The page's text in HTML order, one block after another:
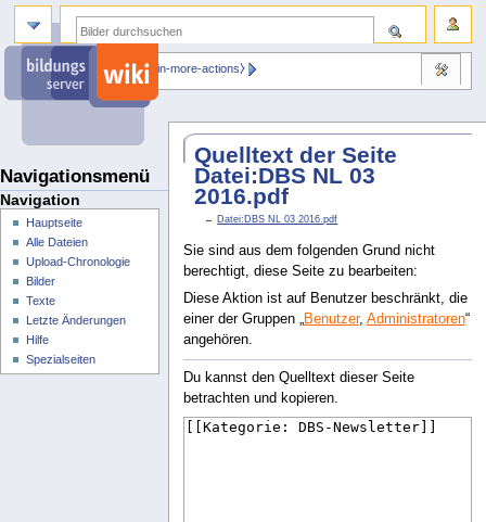
Quelltext der Seite
Datei:DBS NL 03
2016.pdf
← Datei:DBS NL 03 2016.pdf
Sie sind aus dem folgenden Grund nicht
berechtigt, diese Seite zu bearbeiten:
Diese Aktion ist auf Benutzer beschränkt, die
einer der Gruppen „Benutzer, Administratoren“
angehören.
Du kannst den Quelltext dieser Seite
betrachten und kopieren.
Navigationsmenü
⧼dbsskin-more-actions⧽
Navigation
Hauptseite
Alle Dateien
Upload-Chronologie
Bilder
Texte
Letzte Änderungen
Hilfe
Spezialseiten